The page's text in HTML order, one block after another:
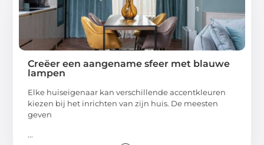
Creëer een aangename sfeer met blauwe
lampen
Elke huiseigenaar kan verschillende accentkleuren
kiezen bij het inrichten van zijn huis. De meesten
geven
...